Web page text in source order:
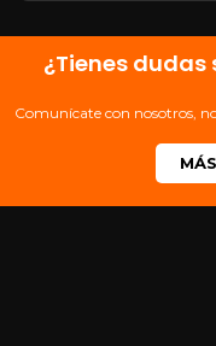
¿Tienes
Comunícate con nosotros,